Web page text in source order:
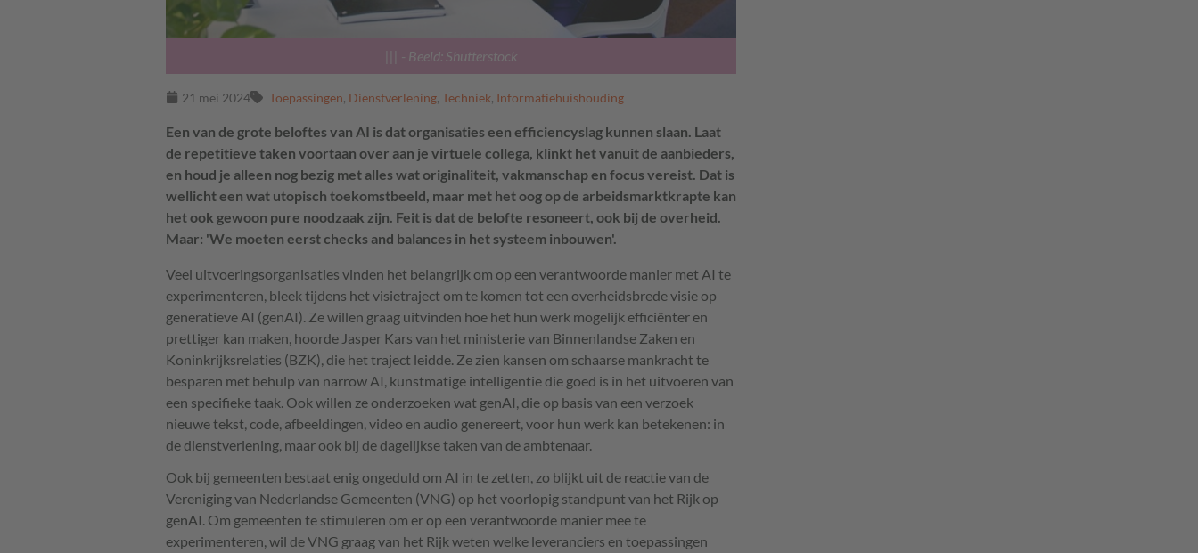
- Beeld: Shutterstock
21 mei 2024 Toepassingen, Dienstverlening, Techniek, Informatiehuishouding
Een van de grote beloftes van AI is dat organisaties een efficiencyslag kunnen slaan. Laat
de repetitieve taken voortaan over aan je virtuele collega, klinkt het vanuit de aanbieders,
en houd je alleen nog bezig met alles wat originaliteit, vakmanschap en focus vereist. Dat is
wellicht een wat utopisch toekomstbeeld, maar met het oog op de arbeidsmarktkrapte kan
het ook gewoon pure noodzaak zijn. Feit is dat de belofte resoneert, ook bij de overheid.
Maar: 'We moeten eerst checks and balances in het systeem inbouwen'.
Veel uitvoeringsorganisaties vinden het belangrijk om op een verantwoorde manier met AI te
experimenteren, bleek tijdens het visietraject om te komen tot een overheidsbrede visie op
generatieve AI (genAI). Ze willen graag uitvinden hoe het hun werk mogelijk efficiënter en
prettiger kan maken, hoorde Jasper Kars van het ministerie van Binnenlandse Zaken en
Koninkrijks­relaties (BZK), die het traject leidde. Ze zien kansen om schaarse mankracht te
besparen met behulp van narrow AI, kunstmatige intelligentie die goed is in het uitvoeren van
een specifieke taak. Ook willen ze onderzoeken wat genAI, die op basis van een verzoek
nieuwe tekst, code, afbeeldingen, video en audio genereert, voor hun werk kan betekenen: in
de dienstverlening, maar ook bij de dagelijkse taken van de ambtenaar.
Ook bij gemeenten bestaat enig ongeduld om AI in te zetten, zo blijkt uit de reactie van de
Vereniging van Nederlandse Gemeenten (VNG) op het voorlopig standpunt van het Rijk op
genAI. Om gemeenten te stimuleren om er op een verantwoorde manier mee te
experimenteren, wil de VNG graag van het Rijk weten welke leveranciers en toepassingen